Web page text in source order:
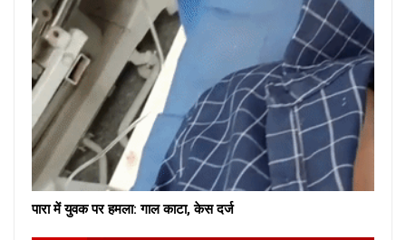
पारा में युवक पर हमला: गाल काटा, केस दर्ज